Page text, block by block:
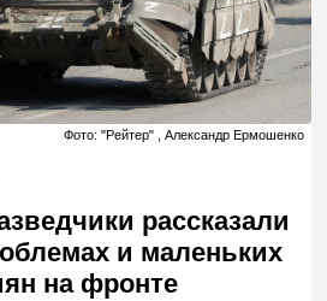
Фото: "Рейтер" , Александр Ермошенко
рассказали
и маленьких
на фронте